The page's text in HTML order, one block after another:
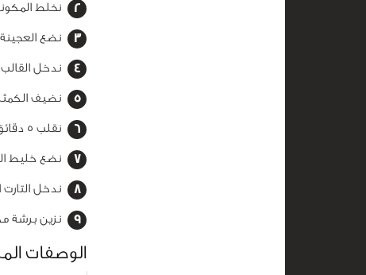
نخلط
نضع
ندخل القالب الى
نضيف
نقلب 5 دقائق فقط حتى تذبل.
نضع خليط
ندخل التارت الفرن 20 دقيقة إضافية حتى يتحمر
نزين برشة
الوصفات